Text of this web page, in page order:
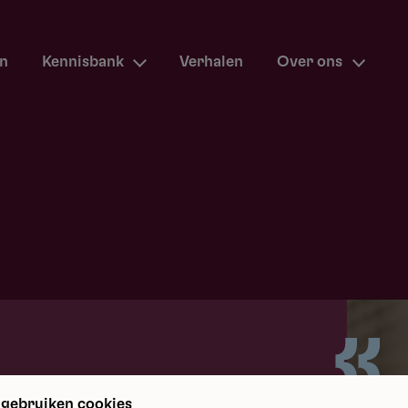
Kennisbank Verhalen Over ons
cookies